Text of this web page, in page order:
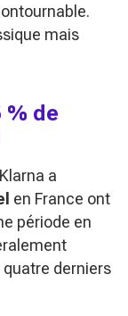
mais
% de
a
en France ont
période en
derniers